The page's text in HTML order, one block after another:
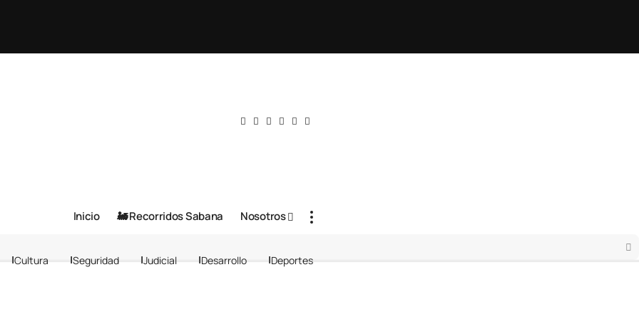
Inicio 🚂 Recorridos Sabana Nosotros
Cultura Seguridad Judicial Desarrollo Deportes